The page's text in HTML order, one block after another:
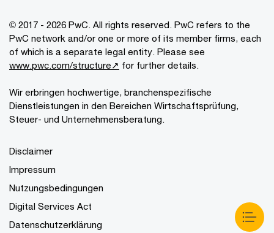
© 2017 - 2026 PwC. All rights reserved. PwC refers to the
PwC network and/or one or more of its member firms, each
of which is a separate legal entity. Please see
www.pwc.com/structure↗ for further details.
Wir erbringen hochwertige, branchenspezifische
Dienstleistungen in den Bereichen Wirtschaftsprüfung,
Steuer- und Unternehmensberatung.
Disclaimer
Impressum
Nutzungsbedingungen
Digital Services Act
Datenschutzerklärung